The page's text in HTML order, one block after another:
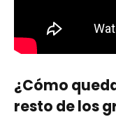
¿Cómo
resto de los